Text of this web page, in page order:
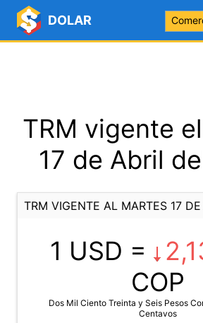
DOLAR
TRM vigente
17 de Abril
TRM VIGENTE AL MARTES 17
1 USD =
COP
Dos Mil Ciento Treinta y Seis Pesos
Centavos